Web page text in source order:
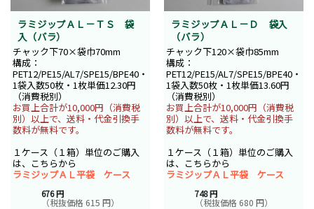
ラミジップＡＬ－ＴＳ 袋
入（バラ）
チャック下70×袋巾70mm
構成：
PET12/PE15/AL7/SPE15/BPE40・
1袋入数50枚・1枚単価12.30円
（消費税別）
お買上合計が10,000円（消費税
別）以上で、送料・代金引換手
数料が無料です。
１ケース（１箱）単位のご購入
は、こちらから
ラミジップＡＬ平袋 ケース
676 円
（税抜価格 615 円）
ラミジップＡＬ－Ｄ 袋入
（バラ）
チャック下120×袋巾85mm
構成：
PET12/PE15/AL7/SPE15/BPE40・
1袋入数50枚・1枚単価13.60円
（消費税別）
お買上合計が10,000円（消費税
別）以上で、送料・代金引換手
数料が無料です。
１ケース（１箱）単位のご購入
は、こちらから
ラミジップＡＬ平袋 ケース
748 円
（税抜価格 680 円）